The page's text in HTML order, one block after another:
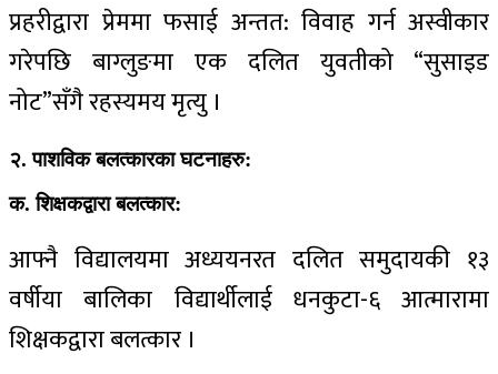
प्रहरीद्वारा प्रेममा फसाई अन्तत: विवाह गर्न अस्वीकार
गरेपछि बाग्लुङमा एक दलित युवतीको “सुसाइड
नोट”सँगै रहस्यमय मृत्यु ।
२. पाशविक बलत्कारका घटनाहरु:
क. शिक्षकद्वारा बलत्कार:
आफ्नै विद्यालयमा अध्ययनरत दलित समुदायकी १३
वर्षीया बालिका विद्यार्थीलाई धनकुटा-६ आत्मारामा
शिक्षकद्वारा बलत्कार ।